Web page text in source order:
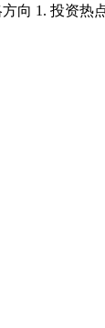
向 1. 投资热